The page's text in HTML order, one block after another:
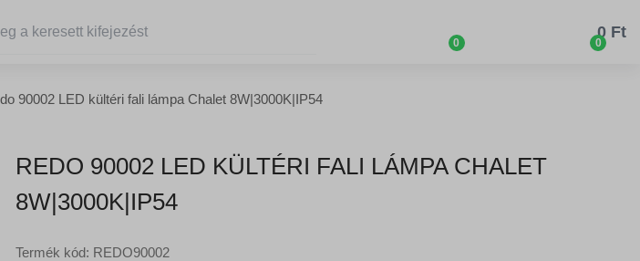
0 0
0 Ft
90002 LED kültéri fali lámpa Chalet 8W|3000K|IP54
REDO 90002 LED KÜLTÉRI FALI LÁMPA CHALET
8W|3000K|IP54
Termék kód: REDO90002